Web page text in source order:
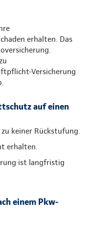
erhalten. Das
Versicherung
auf einen
keiner Rückstufung.
erhalten.
ist langfristig
einem Pkw-